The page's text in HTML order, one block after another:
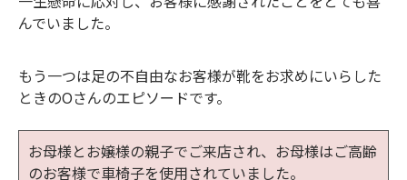
んでいました。
​​​​​​​もう一つは足の不自由なお客様が靴をお求めにいらした
ときのOさんのエピソードです。
お母様とお嬢様の親子でご来店され、お母様はご高齢
のお客様で車椅子を使用されていました。